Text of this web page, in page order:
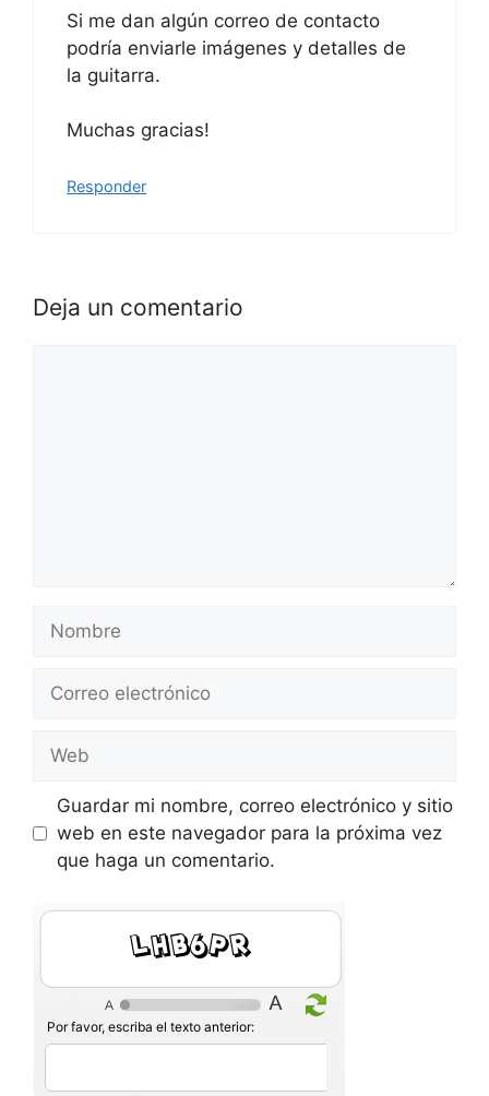
Si me dan algún correo de contacto
podría enviarle imágenes y detalles de
la guitarra.
Muchas gracias!
Responder
Deja un comentario
Nombre
Correo
Web
Guardar mi nombre, correo electrónico y sitio
web en este navegador para la próxima vez
que haga un comentario.
Wp4ryd
Por favor, escriba el texto anterior: